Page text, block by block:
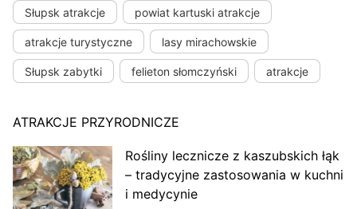
Słupsk atrakcje powiat kartuski atrakcje
atrakcje turystyczne lasy mirachowskie
Słupsk zabytki felieton słomczyński atrakcje
ATRAKCJE PRZYRODNICZE
Rośliny lecznicze z kaszubskich łąk
– tradycyjne zastosowania w kuchni
i medycynie